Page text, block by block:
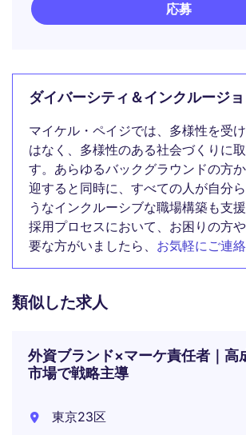
応募
ダイバーシティ＆インクルージ
マイケル・ペイジでは、多様性を受
はなく、多様性のある社会づくりに
す。あらゆるバックグラウンドの方
迎すると同時に、すべての人が自分
うなインクルーシブな職場構築も支援
採用プロセスにおいて、お困りの方
要な方がいましたら、 お気軽にご連
類似した求人
外資ブランド×マーケ責任者｜高
市場で戦略主導
東京23区